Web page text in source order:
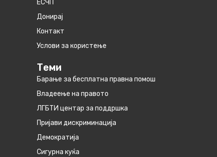
ЕСЧП
Донирај
Контакт
Услови за користење
Теми
Барање за бесплатна правна помош
Владеење на правото
ЛГБТИ центар за поддршка
Пријави дискриминација
Демократија
Сигурна куќа